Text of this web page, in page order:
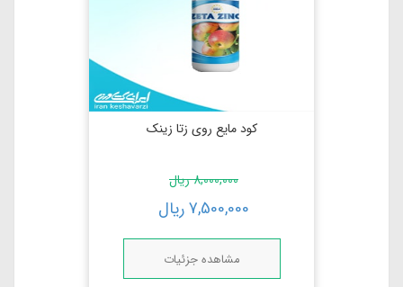
کود مایع روی زتا زینک
8,000,000ریال
7,500,000ریال
مشاهده جزئیات